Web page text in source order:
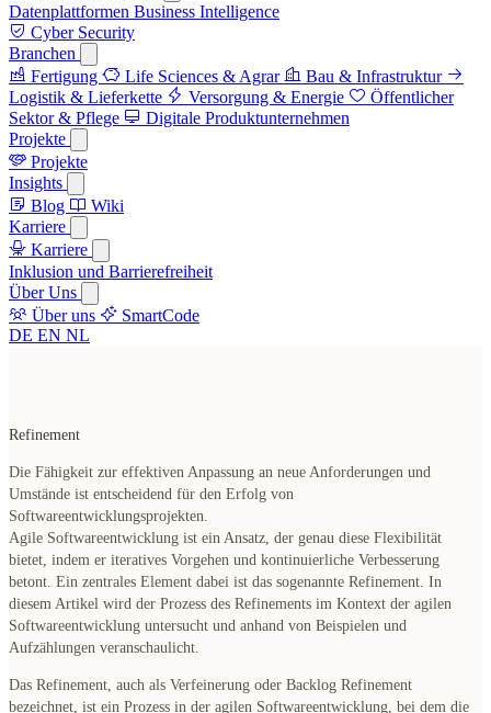
Datenplattformen Business Intelligence
Cyber Security
Branchen
Fertigung
Life Sciences & Agrar
Bau & Infrastruktur
Logistik & Lieferkette
Versorgung & Energie
Öffentlicher
Sektor & Pflege
Digitale Produktunternehmen
Projekte
Projekte
Insights
Blog
Wiki
Karriere
Karriere
Inklusion und Barrierefreiheit
Über Uns
Über uns
SmartCode
DE EN NL
Refinement
Die Fähigkeit zur effektiven Anpassung an neue Anforderungen und
Umstände ist entscheidend für den Erfolg von
Softwareentwicklungsprojekten.
Agile Softwareentwicklung ist ein Ansatz, der genau diese Flexibilität
bietet, indem er iteratives Vorgehen und kontinuierliche Verbesserung
betont. Ein zentrales Element dabei ist das sogenannte Refinement. In
diesem Artikel wird der Prozess des Refinements im Kontext der agilen
Softwareentwicklung untersucht und anhand von Beispielen und
Aufzählungen veranschaulicht.
Das Refinement, auch als Verfeinerung oder Backlog Refinement
bezeichnet, ist ein Prozess in der agilen Softwareentwicklung, bei dem die